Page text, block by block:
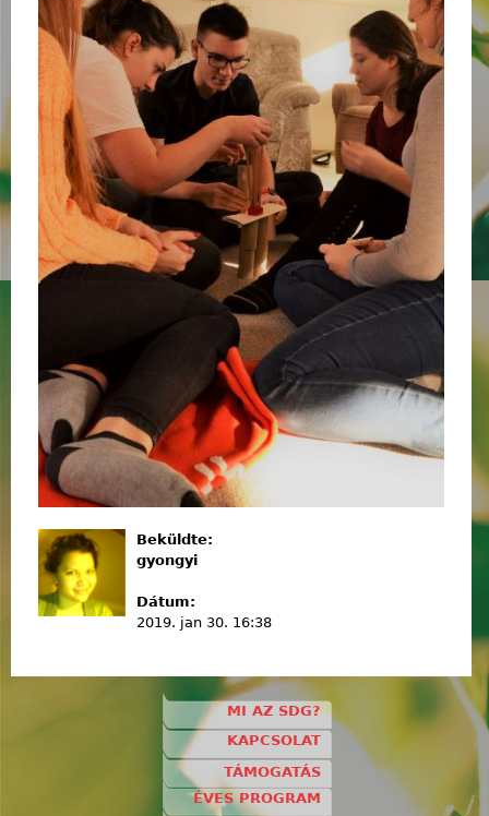
Beküldte:
gyongyi
Dátum:
2019. jan 30. 16:38
MI AZ SDG?
KAPCSOLAT
TÁMOGATÁS
ÉVES PROGRAM